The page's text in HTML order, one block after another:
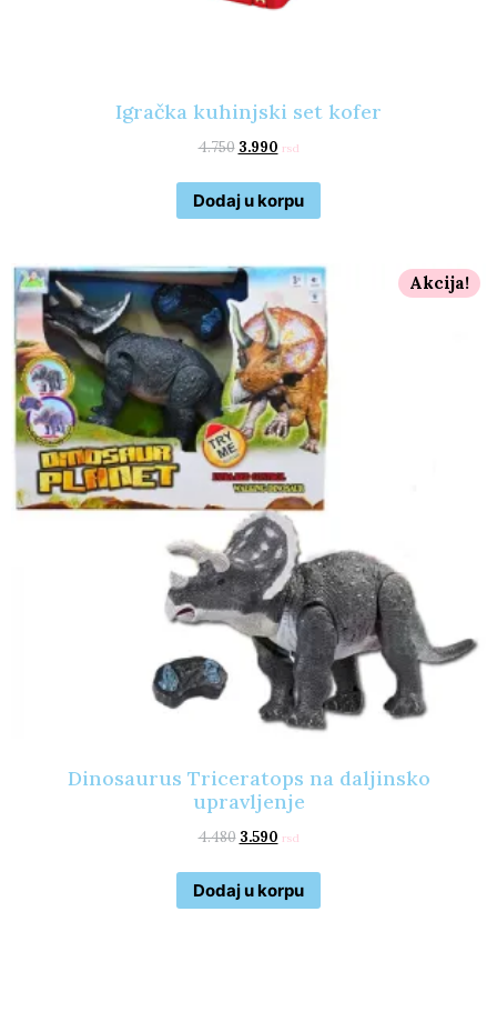
Igračka kuhinjski set kofer
4.750 3.990 rsd
Dodaj u korpu
Akcija!
Dinosaurus Triceratops na daljinsko
upravljenje
4.480 3.590 rsd
Dodaj u korpu